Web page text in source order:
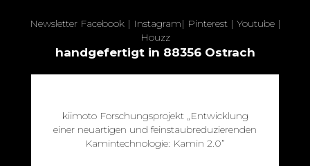
Newsletter Facebook| Instagram| Pinterest| Youtube|
Houzz
handgefertigt in 88356 Ostrach
kiimoto Forschungsprojekt „Entwicklung
einer neuartigen und feinstaubreduzierenden
Kamintechnologie: Kamin 2.0”